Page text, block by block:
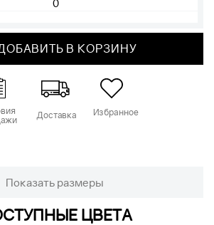
В КОРЗИНУ
Доставка Избранное
Показать размеры
ЦВЕТА